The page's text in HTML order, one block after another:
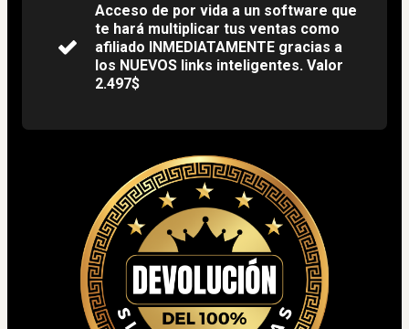
​Acceso de por vida a un software que
te hará multiplicar tus ventas como
afiliado INMEDIATAMENTE gracias a
los NUEVOS links inteligentes. Valor
2.497$​